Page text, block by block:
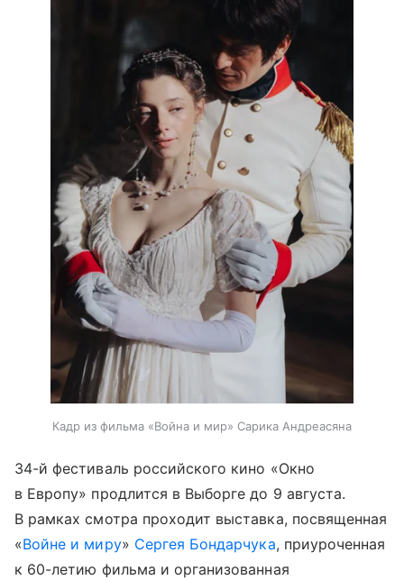
Кадр из фильма «Война и мир» Сарика Андреасяна
34-й фестиваль российского кино «Окно
в Европу» продлится в Выборге до 9 августа.
В рамках смотра проходит выставка, посвященная
«Войне и миру» Сергея Бондарчука, приуроченная
к 60-летию фильма и организованная